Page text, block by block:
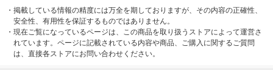
・ 掲載している情報の精度には万全を期しておりますが、その内容の正確性、
安全性、有用性を保証するものではありません。
・ 現在ご覧になっているページは、この商品を取り扱うストアによって運営さ
れています。ページに記載されている内容や商品、ご購入に関するご質問
は、直接各ストアにお問い合わせください。